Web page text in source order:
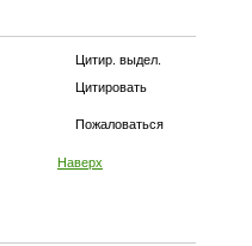
Цитир. выдел.
Цитировать
Пожаловаться
Наверх